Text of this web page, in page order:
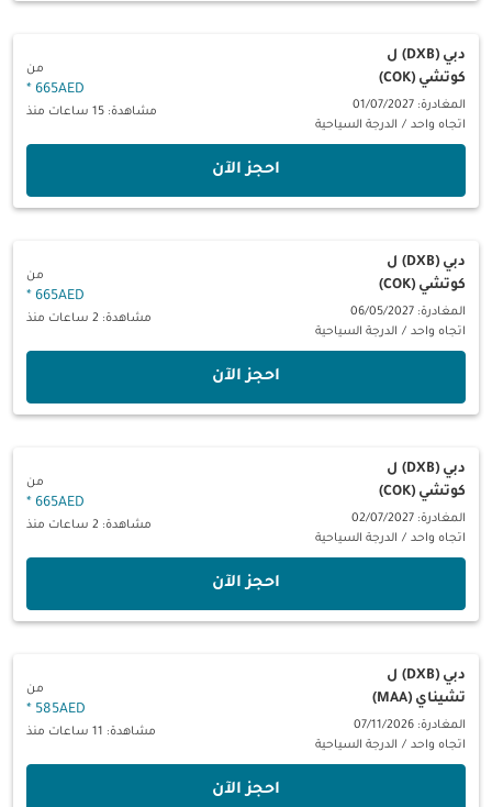
دبي (DXB)
ل
كوتشي (COK)
المغادرة: 01/07/2027
اتجاه واحد / الدرجة السياحية
من
665AED
*
مشاهدة: 15 ساعات منذ
‫احجز الآن‬
دبي (DXB)
ل
كوتشي (COK)
المغادرة: 06/05/2027
اتجاه واحد / الدرجة السياحية
من
665AED
*
مشاهدة: 2 ساعات منذ
‫احجز الآن‬
دبي (DXB)
ل
كوتشي (COK)
المغادرة: 02/07/2027
اتجاه واحد / الدرجة السياحية
من
665AED
*
مشاهدة: 2 ساعات منذ
‫احجز الآن‬
دبي (DXB)
ل
تشيناي (MAA)
المغادرة: 07/11/2026
اتجاه واحد / الدرجة السياحية
من
585AED
*
مشاهدة: 11 ساعات منذ
‫احجز الآن‬